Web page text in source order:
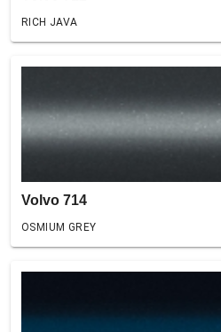
RICH JAVA
Volvo 714
OSMIUM GREY